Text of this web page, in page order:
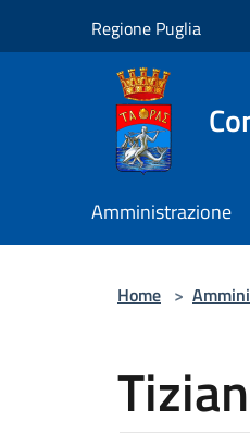
Regione Puglia
Amministrazione
Home >